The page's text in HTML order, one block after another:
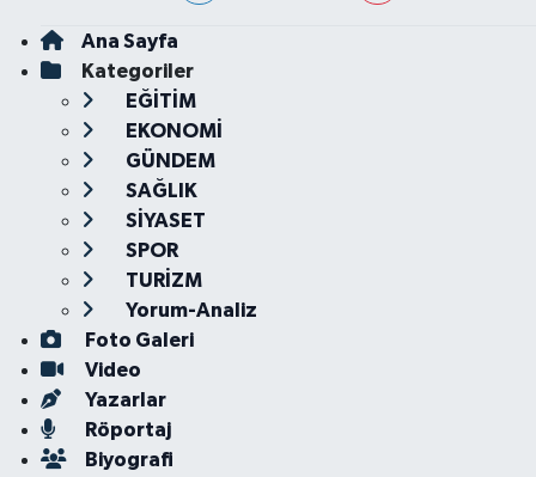
Ana Sayfa
Kategoriler
EĞİTİM
EKONOMİ
GÜNDEM
SAĞLIK
SİYASET
SPOR
TURİZM
Yorum-Analiz
Foto Galeri
Video
Yazarlar
Röportaj
Biyografi